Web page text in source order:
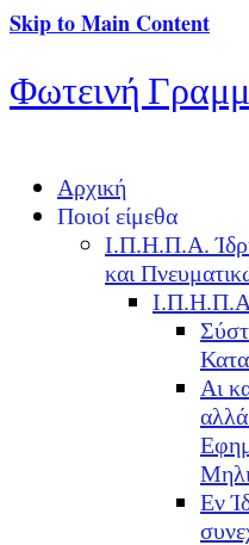
Skip to Main Content
Φωτεινή
Αρχική
Ποιοί είμεθα
Ι.Π.Η.Π.Α.
και
Αι
Εν